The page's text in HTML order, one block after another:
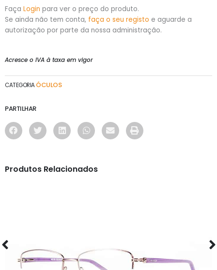
Faça Login para ver o preço do produto.
Se ainda não tem conta, faça o seu registo e aguarde a
autorização por parte da nossa administração.
Acresce o IVA à taxa em vigor
CATEGORIA ÓCULOS
PARTILHAR
Produtos Relacionados